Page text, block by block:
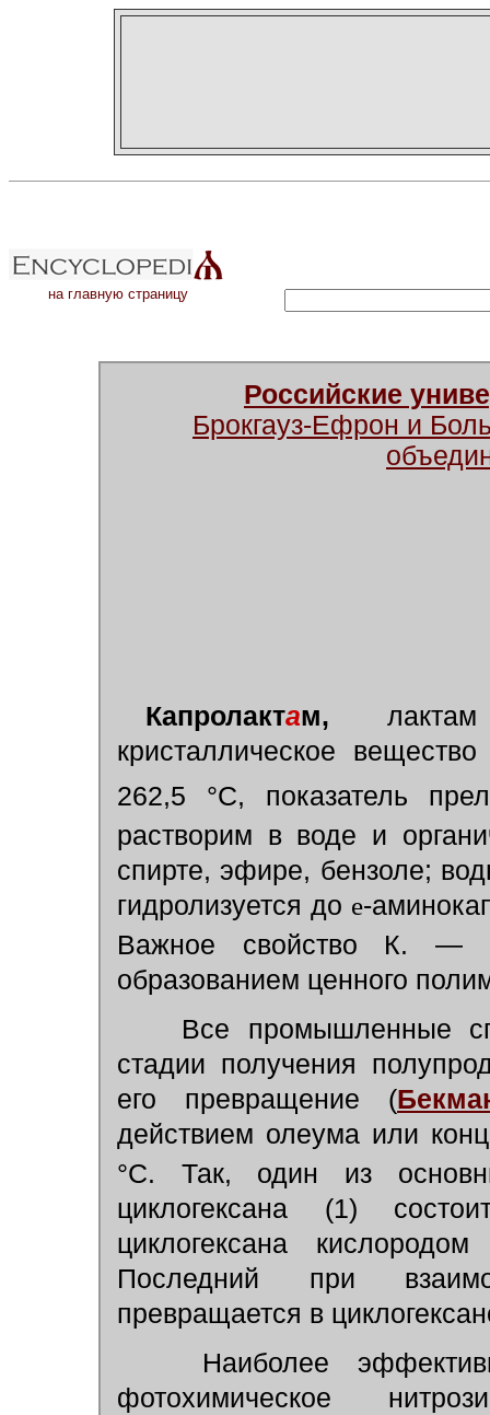
на главную страницу
Российские
Брокгауз-Ефрон и
Капролактам,
кристаллическое
262,5 °С, показатель
растворим в воде и
спирте, эфире, бензоле;
гидролизуется до e-
Важное свойство К. —
образованием ценного
Все промышленные
стадии получения
его превращение (
действием олеума или
°С. Так, один из
циклогексана (1)
циклогексана
Последний при
превращается в
Наиболее
фотохимическое